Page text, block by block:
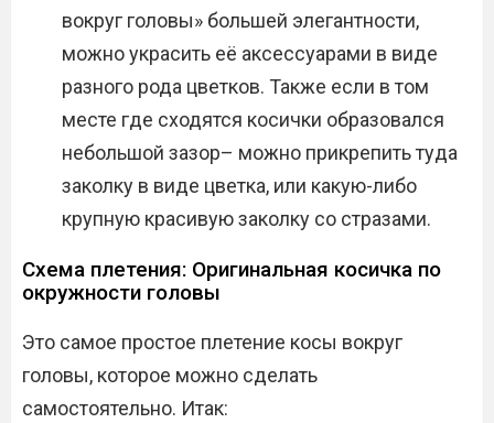
вокруг головы» большей элегантности,
можно украсить её аксессуарами в виде
разного рода цветков. Также если в том
месте где сходятся косички образовался
небольшой зазор– можно прикрепить туда
заколку в виде цветка, или какую-либо
крупную красивую заколку со стразами.
Схема плетения: Оригинальная косичка по
окружности головы
Это самое простое плетение косы вокруг
головы, которое можно сделать
самостоятельно. Итак: